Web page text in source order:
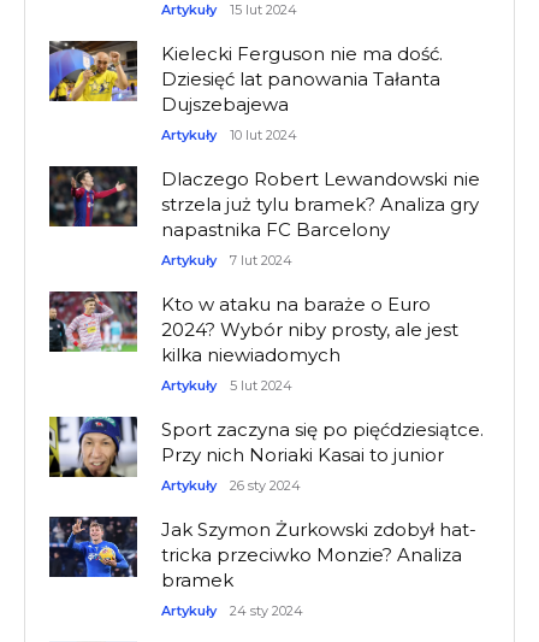
Artykuły 15 lut 2024
Kielecki Ferguson nie ma dość.
Dziesięć lat panowania Tałanta
Dujszebajewa
Artykuły 10 lut 2024
Dlaczego Robert Lewandowski nie
strzela już tylu bramek? Analiza gry
napastnika FC Barcelony
Artykuły 7 lut 2024
Kto w ataku na baraże o Euro
2024? Wybór niby prosty, ale jest
kilka niewiadomych
Artykuły 5 lut 2024
Sport zaczyna się po pięćdziesiątce.
Przy nich Noriaki Kasai to junior
Artykuły 26 sty 2024
Jak Szymon Żurkowski zdobył hat-
tricka przeciwko Monzie? Analiza
bramek
Artykuły 24 sty 2024